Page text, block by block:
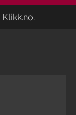
Klikk.no.